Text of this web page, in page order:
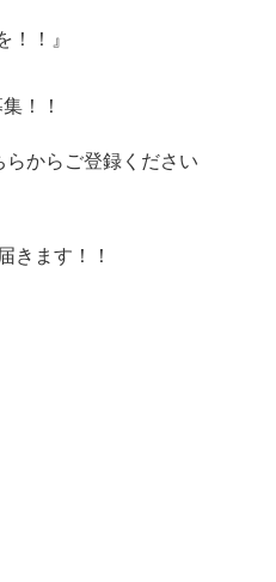
！！』
！！
らからご登録ください
きます！！